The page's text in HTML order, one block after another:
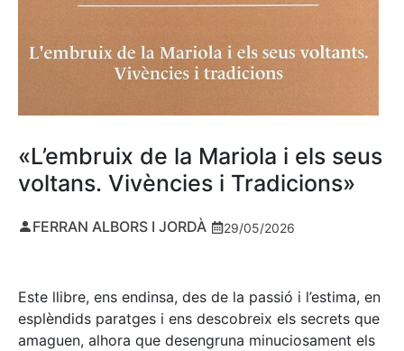
«L’embruix de la Mariola i els seus
voltans. Vivències i Tradicions»
FERRAN ALBORS I JORDÀ 29/05/2026
Este llibre, ens endinsa, des de la passió i l’estima, en
esplèndids paratges i ens descobreix els secrets que
amaguen, alhora que desengruna minuciosament els